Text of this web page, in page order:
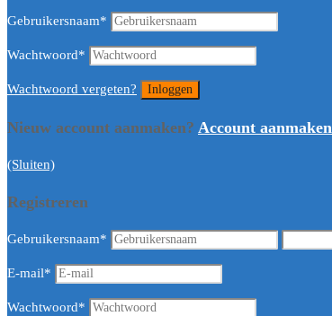
Gebruikersnaam*
Wachtwoord*
Wachtwoord vergeten?
Nieuw account aanmaken? Account aanmaken
(Sluiten)
Registreren
Gebruikersnaam*
E-mail*
Wachtwoord*